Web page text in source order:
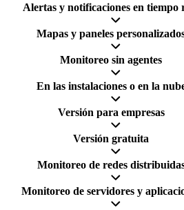
Alertas y notificaciones en tiempo
Mapas y paneles
Monitoreo sin agentes
En las instalaciones o en la
Versión para empresas
Versión gratuita
Monitoreo de redes
Monitoreo de servidores y